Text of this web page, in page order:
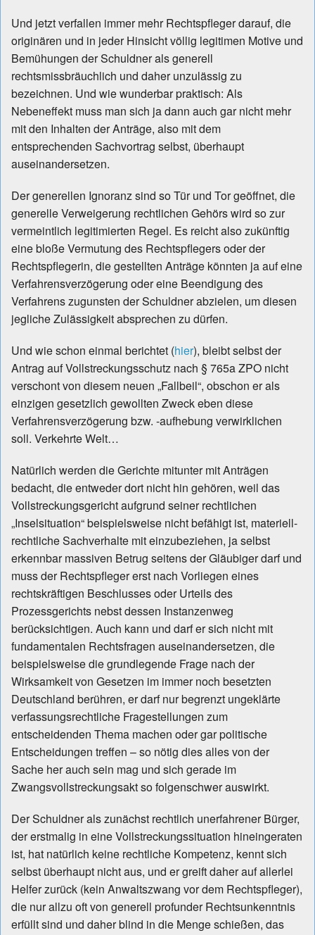
Und jetzt verfallen immer mehr Rechtspfleger darauf, die
originären und in jeder Hinsicht völlig legitimen Motive und
Bemühungen der Schuldner als generell
rechtsmissbräuchlich und daher unzulässig zu
bezeichnen. Und wie wunderbar praktisch: Als
Nebeneffekt muss man sich ja dann auch gar nicht mehr
mit den Inhalten der Anträge, also mit dem
entsprechenden Sachvortrag selbst, überhaupt
auseinandersetzen.
Der generellen Ignoranz sind so Tür und Tor geöffnet, die
generelle Verweigerung rechtlichen Gehörs wird so zur
vermeintlich legitimierten Regel. Es reicht also zukünftig
eine bloße Vermutung des Rechtspflegers oder der
Rechtspflegerin, die gestellten Anträge könnten ja auf eine
Verfahrensverzögerung oder eine Beendigung des
Verfahrens zugunsten der Schuldner abzielen, um diesen
jegliche Zulässigkeit absprechen zu dürfen.
Und wie schon einmal berichtet (hier), bleibt selbst der
Antrag auf Vollstreckungsschutz nach § 765a ZPO nicht
verschont von diesem neuen „Fallbeil“, obschon er als
einzigen gesetzlich gewollten Zweck eben diese
Verfahrensverzögerung bzw. -aufhebung verwirklichen
soll. Verkehrte Welt…
Natürlich werden die Gerichte mitunter mit Anträgen
bedacht, die entweder dort nicht hin gehören, weil das
Vollstreckungsgericht aufgrund seiner rechtlichen
„Inselsituation“ beispielsweise nicht befähigt ist, materiell-
rechtliche Sachverhalte mit einzubeziehen, ja selbst
erkennbar massiven Betrug seitens der Gläubiger darf und
muss der Rechtspfleger erst nach Vorliegen eines
rechtskräftigen Beschlusses oder Urteils des
Prozessgerichts nebst dessen Instanzenweg
berücksichtigen. Auch kann und darf er sich nicht mit
fundamentalen Rechtsfragen auseinandersetzen, die
beispielsweise die grundlegende Frage nach der
Wirksamkeit von Gesetzen im immer noch besetzten
Deutschland berühren, er darf nur begrenzt ungeklärte
verfassungsrechtliche Fragestellungen zum
entscheidenden Thema machen oder gar politische
Entscheidungen treffen – so nötig dies alles von der
Sache her auch sein mag und sich gerade im
Zwangsvollstreckungsakt so folgenschwer auswirkt.
Der Schuldner als zunächst rechtlich unerfahrener Bürger,
der erstmalig in eine Vollstreckungssituation hineingeraten
ist, hat natürlich keine rechtliche Kompetenz, kennt sich
selbst überhaupt nicht aus, und er greift daher auf allerlei
Helfer zurück (kein Anwaltszwang vor dem Rechtspfleger),
die nur allzu oft von generell profunder Rechtsunkenntnis
erfüllt sind und daher blind in die Menge schießen, das